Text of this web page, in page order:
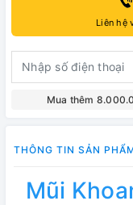
Liên hệ
Mua thêm
THÔNG TIN SẢN
Mũi